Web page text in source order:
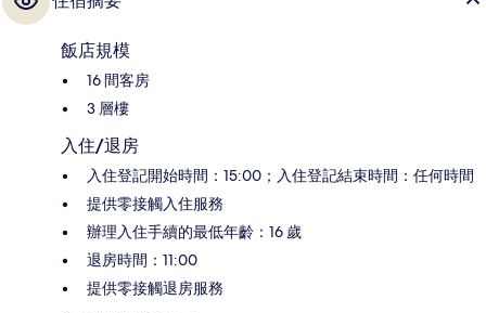
飯店規模
16 間客房
3 層樓
入住/退房
入住登記開始時間：15:00；入住登記結束時間：任何時間
提供零接觸入住服務
辦理入住手續的最低年齡：16 歲
退房時間：11:00
提供零接觸退房服務